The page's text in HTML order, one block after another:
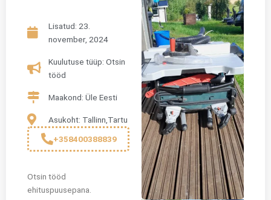
Lisatud: 23.
november, 2024
Kuulutuse tüüp: Otsin
tööd
Maakond: Üle Eesti
Asukoht: Tallinn,Tartu
+358400388839
Otsin tööd
ehituspuusepana.